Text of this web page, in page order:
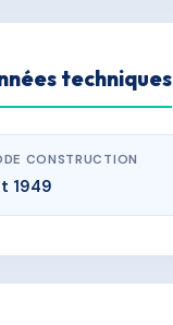
techniques
CONSTRUCTION
1949